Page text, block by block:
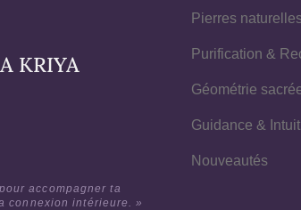
KRIYA
accompagner ta
connexion intérieure. »
Pierres
Purification &
Géométrie
Guidance &
Nouveautés